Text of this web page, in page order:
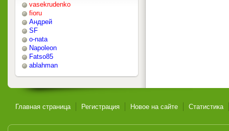
vasekrudenko
fioru
Андрей
SF
o-nata
Napoleon
Fatso85
ablahman
Главная страница Регистрация Новое на сайте Статистика